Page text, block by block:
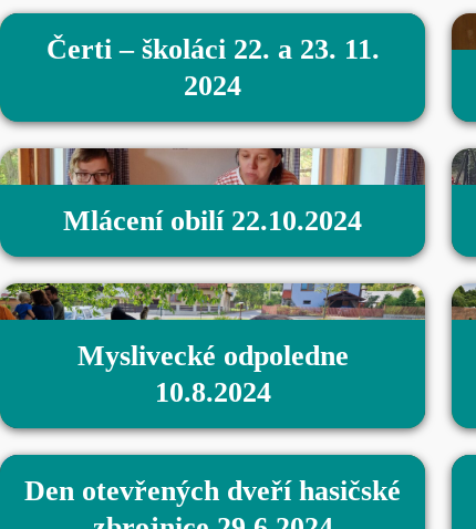
Čerti – školáci 22. a 23. 11.
2024
Mlácení obilí 22.10.2024
Myslivecké odpoledne
10.8.2024
Den otevřených dveří hasičské